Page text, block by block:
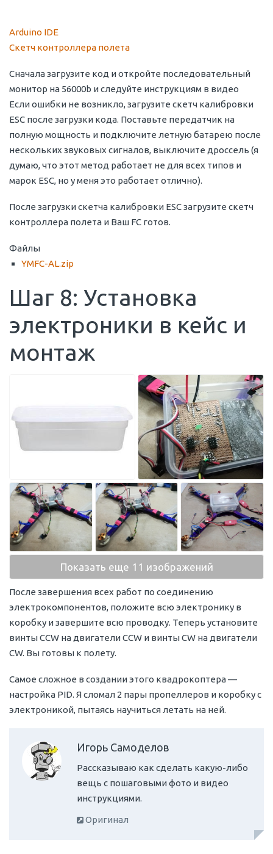
Arduino IDE
Скетч контроллера полета
Сначала загрузите код и откройте последовательный
монитор на 56000b и следуйте инструкциям в видео
Если ошибки не возникло, загрузите скетч калибровки
ESC после загрузки кода. Поставьте передатчик на
полную мощность и подключите летную батарею после
нескольких звуковых сигналов, выключите дроссель (я
думаю, что этот метод работает не для всех типов и
марок ESC, но у меня это работает отлично).
После загрузки скетча калибровки ESC загрузите скетч
контроллера полета и Ваш FC готов.
Файлы
YMFC-AL.zip
Шаг 8: Установка
электроники в кейс и
монтаж
Показать еще 11 изображений
После завершения всех работ по соединению
электрокомпонентов, положите всю электронику в
коробку и завершите всю проводку. Теперь установите
винты CCW на двигатели CCW и винты CW на двигатели
CW. Вы готовы к полету.
Самое сложное в создании этого квадрокоптера —
настройка PID. Я сломал 2 пары пропеллеров и коробку с
электроникой, пытаясь научиться летать на ней.
Игорь Самоделов
Рассказываю как сделать какую-либо
вещь с пошаговыми фото и видео
инструкциями.
Оригинал